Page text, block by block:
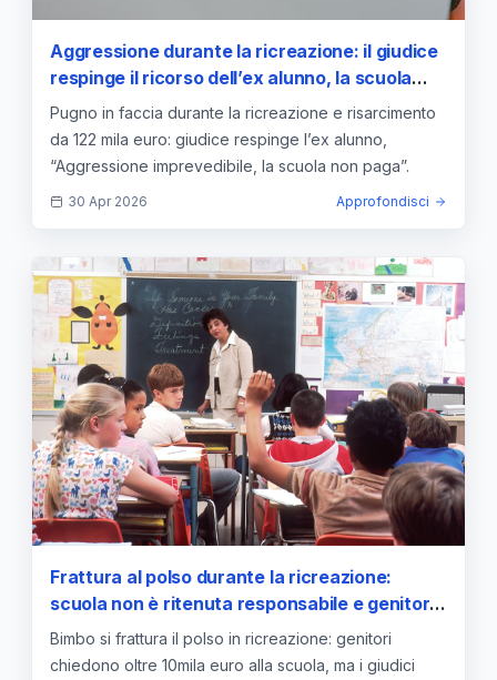
Aggressione durante la ricreazione: il giudice
respinge il ricorso dell’ex alunno, la scuola
non paga
Pugno in faccia durante la ricreazione e risarcimento
da 122 mila euro: giudice respinge l’ex alunno,
“Aggressione imprevedibile, la scuola non paga”.
30 Apr 2026 Approfondisci
Frattura al polso durante la ricreazione:
scuola non è ritenuta responsabile e genitori
pagano le spese legali
Bimbo si frattura il polso in ricreazione: genitori
chiedono oltre 10mila euro alla scuola, ma i giudici